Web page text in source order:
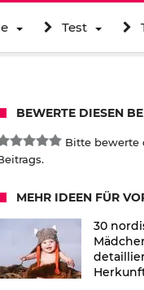
Test
BEWERTE DIESEN
Bitte bewerte
MEHR IDEEN FÜR
30